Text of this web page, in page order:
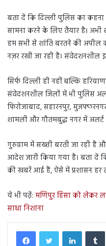
बता दें कि दिल्ली पुलिस का
सामना करने के लिए तैयार है।
हम सभी से शांति बरतने की अपील
नज़र रखी जा रही है। संवेदशनशील
सिर्फ दिल्ली ही नहीं बल्कि
संवेदशनशील जिलों में भी पुलिस
फिरोजाबाद, सहारनपुर,
शामली और गौतमबुद्ध नगर में अलर्ट
गुरुग्राम में सख्ती बरती जा रही है
आदेश जारी किया गया है। बता दें
की खबरें आई हैं, ऐसे में प्रशासन हर
ये भी पढ़ें: मणिपुर हिंसा को लेकर
साधा निशाना
LinkedIn